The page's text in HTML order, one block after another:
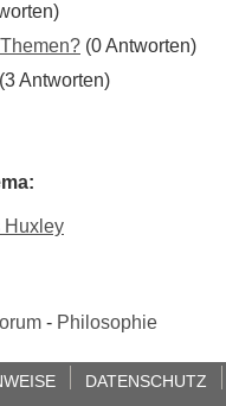
(0 Antworten)
(3 Antworten)
Huxley
- Philosophie
DATENSCHUTZ